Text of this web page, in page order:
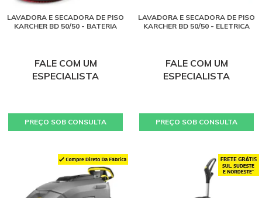
LAVADORA E SECADORA DE PISO
KARCHER BD 50/50 - BATERIA
FALE COM UM
ESPECIALISTA
PREÇO SOB CONSULTA
LAVADORA E SECADORA DE PISO
KARCHER BD 50/50 - ELETRICA
FALE COM UM
ESPECIALISTA
PREÇO SOB CONSULTA